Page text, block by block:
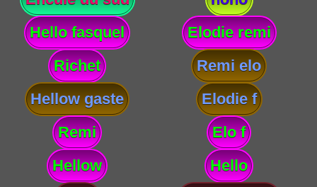
Hello fasquel
Elodie remi
Richet
Remi elo
Hellow gaste
Elodie f
Remi
Elo f
Hellow
Hello